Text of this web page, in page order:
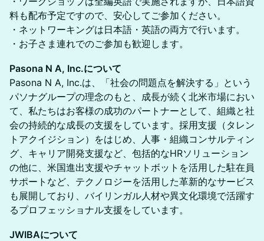
料も配布予定ですので、安心してご参加ください。
・ネットワーキングは日本語・英語の両方で行います。
・お子さま連れでのご参加も歓迎します。
Pasona N A, Inc.について
Pasona N A, Inc.は、「社会の問題点を解決する」という
パソナグループの理念のもと、成長が続く北米市場におい
て、私たちはお客様の成功のパートナーとして、組織と社
会の持続的な成長の支援をしています。採用支援（タレン
トアクイジション）をはじめ、人事・組織コンサルティン
グ、キャリア開発支援など、包括的なHRソリューション
の他に、米国進出支援やチャットボットを活用した駐在員
サポートなど、テクノロジーを活用した革新的なサービス
も展開しており、バイリンガル人材や異文化環境で活躍す
るプロフェッショナル支援をしています。
JWIBAについて